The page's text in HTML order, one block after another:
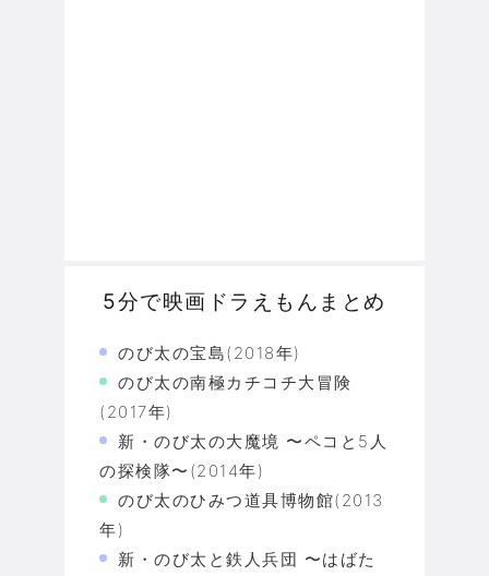
5分で映画ドラえもんまとめ
のび太の宝島(2018年)
のび太の南極カチコチ大冒険
(2017年)
新・のび太の大魔境 〜ペコと5人
の探検隊〜(2014年)
のび太のひみつ道具博物館(2013
年)
新・のび太と鉄人兵団 〜はばた